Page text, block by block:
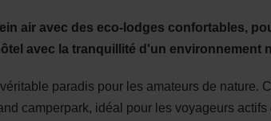
air avec des eco-lodges confortables,
avec la tranquillité d'un environnement
paradis pour les amateurs de nature.
camperpark, idéal pour les voyageurs